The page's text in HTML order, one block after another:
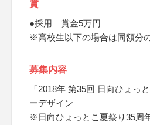
賞
●採用 賞金5万円
※高校生以下の場合は同額分
募集内容
「2018年 第35回 日向ひょっ
ーデザイン
※日向ひょっとこ夏祭り35周